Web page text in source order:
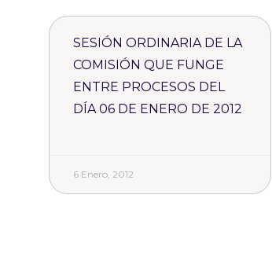
SESIÓN ORDINARIA DE LA
COMISIÓN QUE FUNGE
ENTRE PROCESOS DEL
DÍA 06 DE ENERO DE 2012
6 Enero, 2012